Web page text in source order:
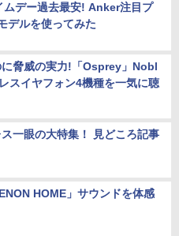
デー過去最安! Anker注目プ
デルを使ってみた
に脅威の実力!「Osprey」Nobl
スイヤフォン4機種を一気に聴
一眼の大特集！ 見どころ記事
HOME」サウンドを体感